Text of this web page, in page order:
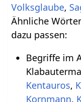
Volksglaube,
Ähnliche
dazu passen:
Begriffe im
Kentauros,
Kornmann,